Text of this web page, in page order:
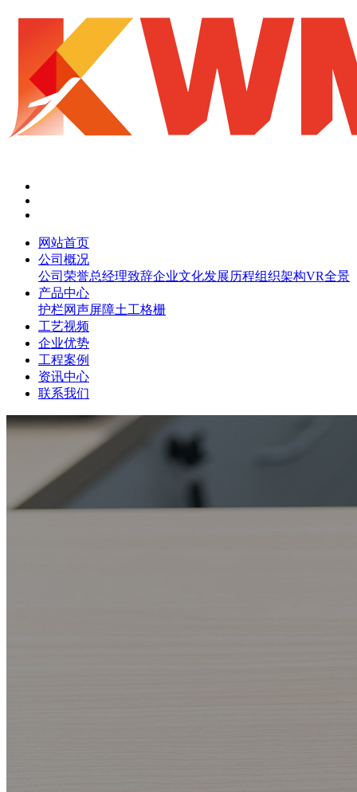
网站首页
公司概况
公司荣誉总经理致辞企业文化发展历程组织架构VR全景
产品中心
护栏网声屏障土工格栅
工艺视频
企业优势
工程案例
资讯中心
联系我们